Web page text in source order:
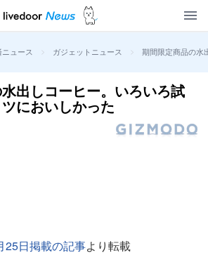
ニュース > ガジェットニュース > 期間限定商品の水
出しコーヒー。いろいろ試
においしかった
25日掲載の記事より転載